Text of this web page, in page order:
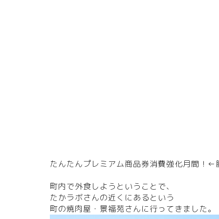
たんたんプレミアム商品券消費強化月間！←
町内で外食しようということで、
たかラボさんの近くにあるという
町の焼肉屋・ 景福苑さんに行ってきました。